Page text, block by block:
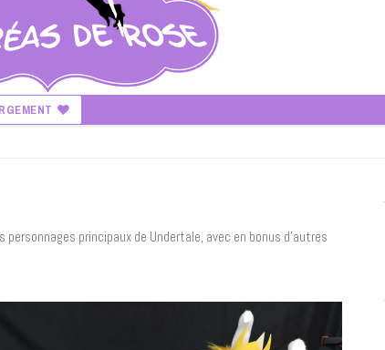
principaux de Undertale, avec en bonus d’autres